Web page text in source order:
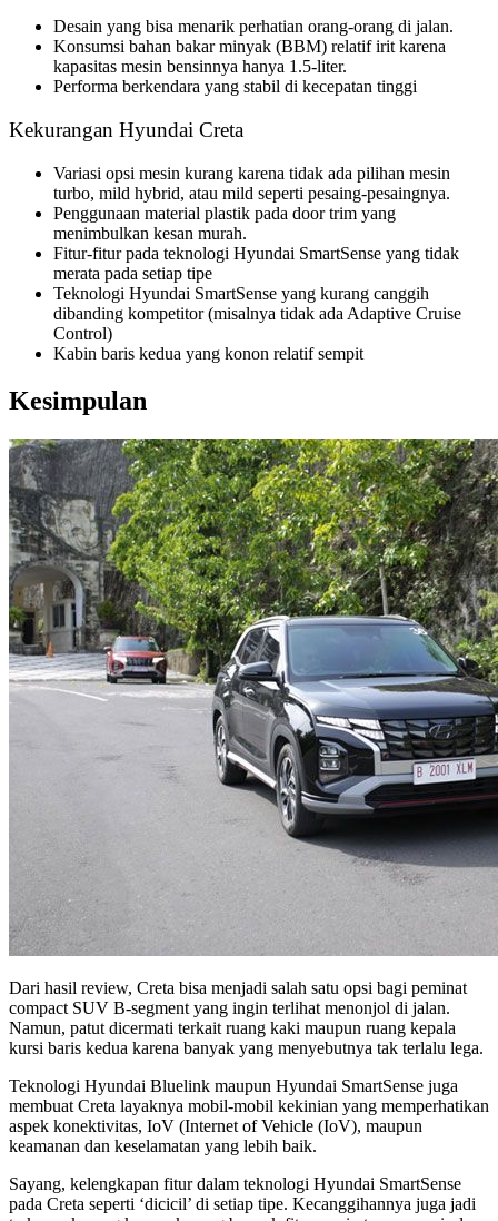
Desain yang bisa menarik perhatian orang-orang di jalan.
Konsumsi bahan bakar minyak (BBM) relatif irit karena
kapasitas mesin bensinnya hanya 1.5-liter.
Performa berkendara yang stabil di kecepatan tinggi
Kekurangan Hyundai Creta
Variasi opsi mesin kurang karena tidak ada pilihan mesin
turbo, mild hybrid, atau mild seperti pesaing-pesaingnya.
Penggunaan material plastik pada door trim yang
menimbulkan kesan murah.
Fitur-fitur pada teknologi Hyundai SmartSense yang tidak
merata pada setiap tipe
Teknologi Hyundai SmartSense yang kurang canggih
dibanding kompetitor (misalnya tidak ada Adaptive Cruise
Control)
Kabin baris kedua yang konon relatif sempit
Kesimpulan
Dari hasil review, Creta bisa menjadi salah satu opsi bagi peminat
compact SUV B-segment yang ingin terlihat menonjol di jalan.
Namun, patut dicermati terkait ruang kaki maupun ruang kepala
kursi baris kedua karena banyak yang menyebutnya tak terlalu lega.
Teknologi Hyundai Bluelink maupun Hyundai SmartSense juga
membuat Creta layaknya mobil-mobil kekinian yang memperhatikan
aspek konektivitas, IoV (Internet of Vehicle (IoV), maupun
keamanan dan keselamatan yang lebih baik.
Sayang, kelengkapan fitur dalam teknologi Hyundai SmartSense
pada Creta seperti ‘dicicil’ di setiap tipe. Kecanggihannya juga jadi